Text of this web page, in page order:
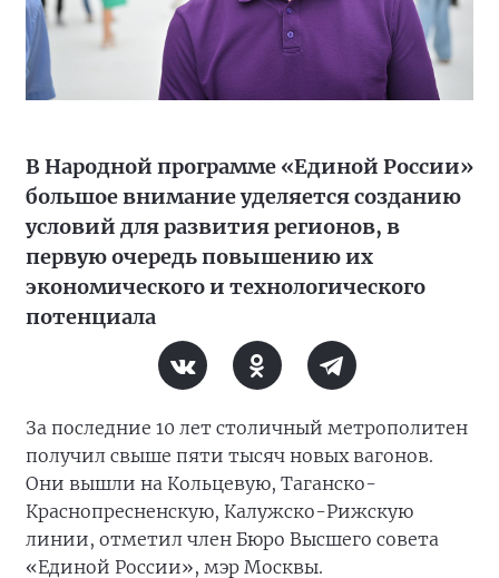
В Народной программе «Единой России»
большое внимание уделяется созданию
условий для развития регионов, в
первую очередь повышению их
экономического и технологического
потенциала
За последние 10 лет столичный метрополитен
получил свыше пяти тысяч новых вагонов.
Они вышли на Кольцевую, Таганско-
Краснопресненскую, Калужско-Рижскую
линии, отметил член Бюро Высшего совета
«Единой России», мэр Москвы.